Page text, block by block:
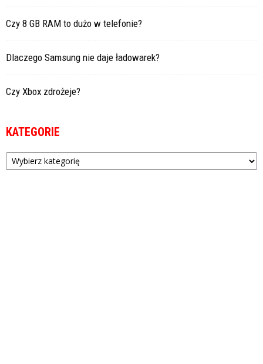
Czy 8 GB RAM to dużo w telefonie?
Dlaczego Samsung nie daje ładowarek?
Czy Xbox zdrożeje?
KATEGORIE
Kategorie